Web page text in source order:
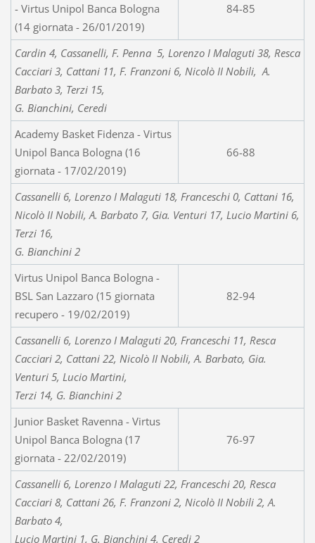
- Virtus Unipol Banca Bologna
(14 giornata - 26/01/2019)
84-85
Cardin 4, Cassanelli, F. Penna 5, Lorenzo I Malaguti 38, Resca
Cacciari 3, Cattani 11, F. Franzoni 6, Nicolò II Nobili, A.
Barbato 3, Terzi 15,
G. Bianchini, Ceredi
Academy Basket Fidenza - Virtus
Unipol Banca Bologna (16
giornata - 17/02/2019)
66-88
Cassanelli 6, Lorenzo I Malaguti 18, Franceschi 0, Cattani 16,
Nicolò II Nobili, A. Barbato 7, Gia. Venturi 17, Lucio Martini 6,
Terzi 16,
G. Bianchini 2
Virtus Unipol Banca Bologna -
BSL San Lazzaro (15 giornata
recupero - 19/02/2019)
82-94
Cassanelli 6, Lorenzo I Malaguti 20, Franceschi 11, Resca
Cacciari 2, Cattani 22, Nicolò II Nobili, A. Barbato, Gia.
Venturi 5, Lucio Martini,
Terzi 14, G. Bianchini 2
Junior Basket Ravenna - Virtus
Unipol Banca Bologna (17
giornata - 22/02/2019)
76-97
Cassanelli 6, Lorenzo I Malaguti 22, Franceschi 20, Resca
Cacciari 8, Cattani 26, F. Franzoni 2, Nicolò II Nobili 2, A.
Barbato 4,
Lucio Martini 1, G. Bianchini 4, Ceredi 2